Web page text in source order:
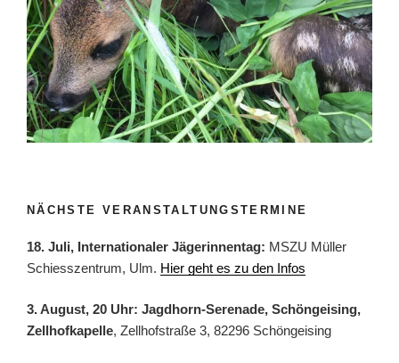
NÄCHSTE VERANSTALTUNGSTERMINE
18. Juli, Internationaler Jägerinnentag: MSZU Müller
Schiesszentrum, Ulm. Hier geht es zu den Infos
3. August, 20 Uhr: Jagdhorn-Serenade, Schöngeising,
Zellhofkapelle, Zellhofstraße 3, 82296 Schöngeising